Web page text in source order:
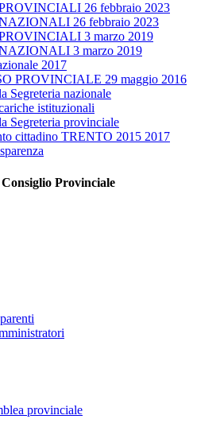
26 febbraio 2023
26 febbraio 2023
3 marzo 2019
3 marzo 2019
2017
PROVINCIALE 29 maggio 2016
Segreteria nazionale
istituzionali
Segreteria provinciale
cittadino TRENTO 2015 2017
Provinciale
provinciale